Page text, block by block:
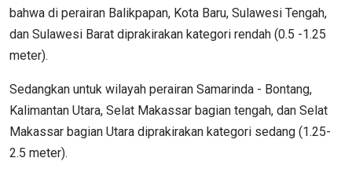
bahwa di perairan Balikpapan, Kota Baru, Sulawesi Tengah,
dan Sulawesi Barat diprakirakan kategori rendah (0.5 -1.25
meter).
Sedangkan untuk wilayah perairan Samarinda - Bontang,
Kalimantan Utara, Selat Makassar bagian tengah, dan Selat
Makassar bagian Utara diprakirakan kategori sedang (1.25-
2.5 meter).